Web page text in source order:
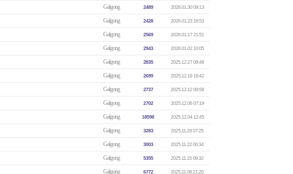
Galgong 2489 2026.01.30 09:13
Galgong 2428 2026.01.23 16:53
Galgong 2569 2026.01.17 21:51
Galgong 2943 2026.01.02 10:05
Galgong 2835 2025.12.27 08:48
Galgong 2699 2025.12.19 18:42
Galgong 2737 2025.12.12 09:58
Galgong 2702 2025.12.06 07:19
Galgong 18598 2025.12.04 12:45
Galgong 3283 2025.11.29 07:25
Galgong 3003 2025.11.22 06:34
Galgong 5355 2025.11.15 08:32
Galgong 6772 2025.11.08 21:20